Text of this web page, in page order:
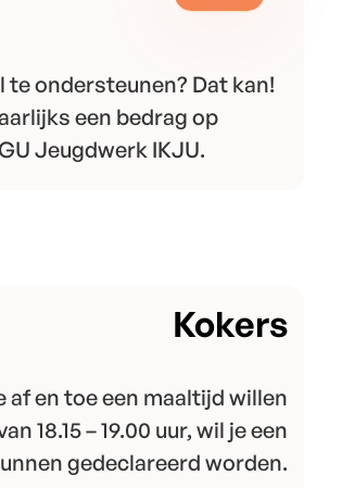
te ondersteunen? Dat kan!
een bedrag op
Jeugdwerk IKJU.
Kokers
af en toe een maaltijd willen
18.15 – 19.00 uur, wil je een
gedeclareerd worden.